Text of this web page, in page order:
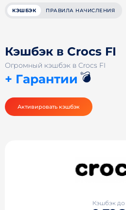
КЭШБЭК ПРАВИЛА НАЧИСЛЕНИЯ
Кэшбэк в Crocs FI
Огромный кэшбэк в Crocs FI
+ Гарантии 💣
Активировать кэшбэк
Кэшбэк до